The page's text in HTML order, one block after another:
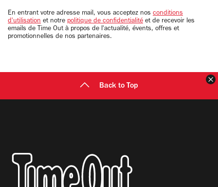
email
En entrant votre adresse mail, vous acceptez nos conditions
d'utilisation et notre politique de confidentialité et de recevoir les
emails de Time Out à propos de l'actualité, évents, offres et
promotionnelles de nos partenaires.
Back to Top